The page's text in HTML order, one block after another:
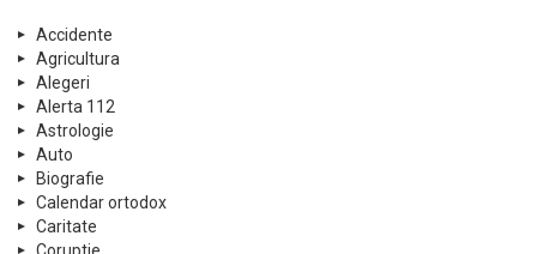
Accidente
Agricultura
Alegeri
Alerta 112
Astrologie
Auto
Biografie
Calendar ortodox
Caritate